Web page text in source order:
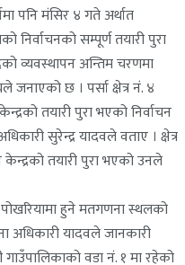
पनि मंसिर ४ गते अर्थात
निर्वाचनको सम्पूर्ण तयारी पुरा
व्यवस्थापन अन्तिम चरणमा
छ । पर्सा क्षेत्र नं. ४
तयारी पुरा भएको निर्वाचन
सुरेन्द्र यादवले वताए । क्षेत्र
तयारी पुरा भएको उनले
हुने मतगणना स्थलको
अधिकारी यादवले जानकारी
गाउँपालिकाको वडा नं. १ मा रहेको